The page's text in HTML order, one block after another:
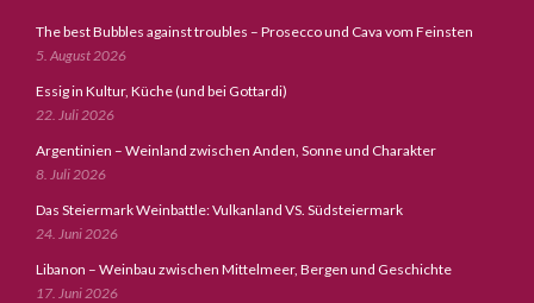
The best Bubbles against troubles – Prosecco und Cava vom Feinsten
5. August 2026
Essig in Kultur, Küche (und bei Gottardi)
22. Juli 2026
Argentinien – Weinland zwischen Anden, Sonne und Charakter
8. Juli 2026
Das Steiermark Weinbattle: Vulkanland VS. Südsteiermark
24. Juni 2026
Libanon – Weinbau zwischen Mittelmeer, Bergen und Geschichte
17. Juni 2026